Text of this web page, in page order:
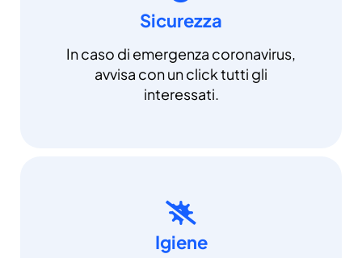
Sicurezza
In caso di emergenza coronavirus,
avvisa con un click tutti gli
interessati.
Igiene